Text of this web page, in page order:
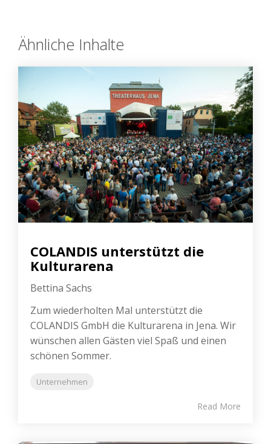
Ähnliche Inhalte
COLANDIS unterstützt die
Kulturarena
Bettina Sachs
Zum wiederholten Mal unterstützt die
COLANDIS GmbH die Kulturarena in Jena. Wir
wünschen allen Gästen viel Spaß und einen
schönen Sommer.
Unternehmen
Read More